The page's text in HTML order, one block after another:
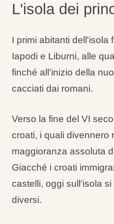
Marchi
Programma Ami Loyalty
Blog
L'isola dei
I primi abitanti dell'isola
Iapodi e Liburni, alle
finché all'inizio della
cacciati dai romani.
Verso la fine del VI
croati, i quali divennero
maggioranza assoluta
Giacché i croati
castelli, oggi sull'isola
diversi.